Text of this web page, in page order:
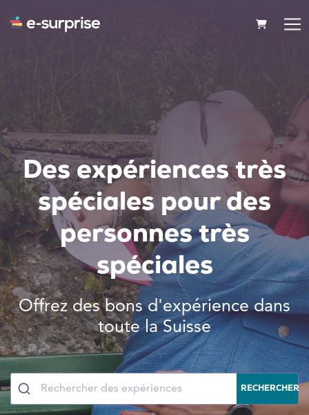
PANIER
Des expériences très
spéciales pour des
personnes très
spéciales
Offrez des bons d'expérience dans
toute la Suisse
RECHERCHER